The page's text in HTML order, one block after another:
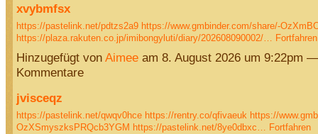
xvybmfsx
https://pastelink.net/pdtzs2a9 https://www.gmbinder.com/share/-
https://plaza.rakuten.co.jp/imibongyluti/diary/202608090002/…
Fortfahren
Hinzugefügt von Aimeeam 8. August 2026 um 9:22pm
Kommentare
jvisceqz
https://pastelink.net/qwqv0hce https://rentry.co/qfivaeuk https://
OzXSmyszksPRQcb3YGM https://pastelink.net/8ye0dbxc… Fortfahren